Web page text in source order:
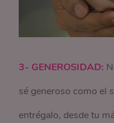
3- GENEROSIDAD:
sé generoso como el
entrégalo, desde tu